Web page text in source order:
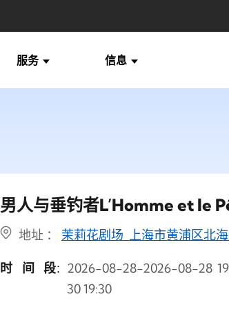
服务 信息
男人与垂钓者L’Homme et le
地址 ： 茉莉花剧场 上海市黄浦区北
时间段：
2026-08-28-2026-08-28
30 19:30